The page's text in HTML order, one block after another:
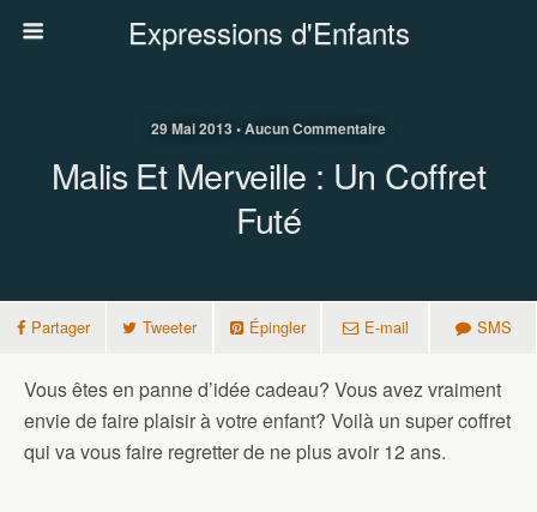
Expressions d'Enfants
29 Mai 2013 • Aucun Commentaire
Malis Et Merveille : Un Coffret
Futé
Partager Tweeter Épingler E-mail SMS
Vous êtes en panne d’idée cadeau? Vous avez vraiment
envie de faire plaisir à votre enfant? Voilà un super coffret
qui va vous faire regretter de ne plus avoir 12 ans.